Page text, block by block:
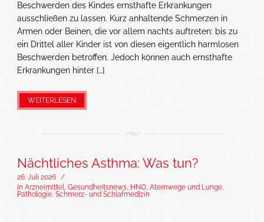
Beschwerden des Kindes ernsthafte Erkrankungen
ausschließen zu lassen. Kurz anhaltende Schmerzen in
Armen oder Beinen, die vor allem nachts auftreten: bis zu
ein Drittel aller Kinder ist von diesen eigentlich harmlosen
Beschwerden betroffen. Jedoch können auch ernsthafte
Erkrankungen hinter […]
WEITERLESEN
Nächtliches Asthma: Was tun?
26. Juli 2026 /
in Arzneimittel, Gesundheitsnews, HNO, Atemwege und Lunge,
Pathologie, Schmerz- und Schlafmedizin